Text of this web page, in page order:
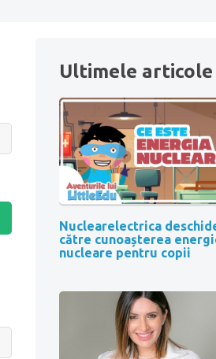
Ultimele articole
Nuclearelectrica
către cunoașterea
nucleare pentru copii